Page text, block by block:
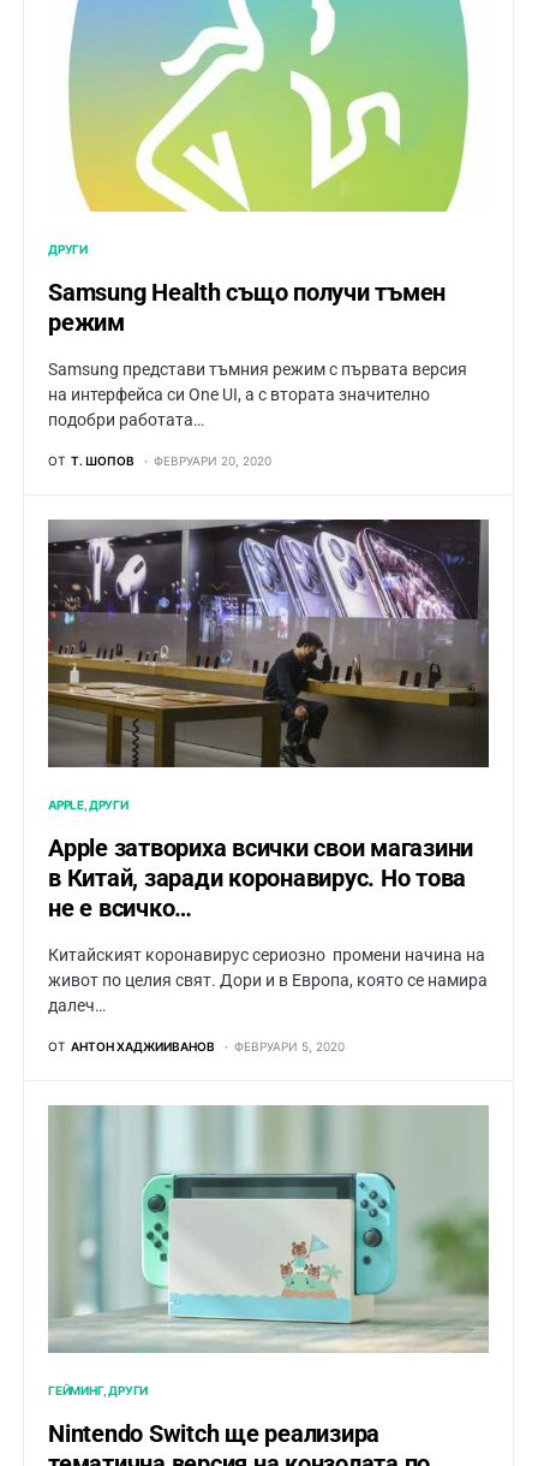
ДРУГИ
Samsung Health също получи тъмен
режим
Samsung представи тъмния режим с първата версия
на интерфейса си One UI, а с втората значително
подобри работата…
ОТ Т. ШОПОВ ФЕВРУАРИ 20, 2020
APPLE ДРУГИ
Apple затвориха всички свои магазини
в Китай, заради коронавирус. Но това
не е всичко…
Китайският коронавирус сериозно промени начина на
живот по целия свят. Дори и в Европа, която се намира
далеч…
ОТ АНТОН ХАДЖИИВАНОВ ФЕВРУАРИ 5, 2020
ГЕЙМИНГ ДРУГИ
Nintendo Switch ще реализира